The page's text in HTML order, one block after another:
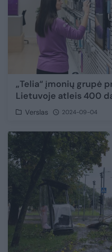
„Telia“ įmonių grupė
Lietuvoje atleis 400
Verslas 2024-09-04